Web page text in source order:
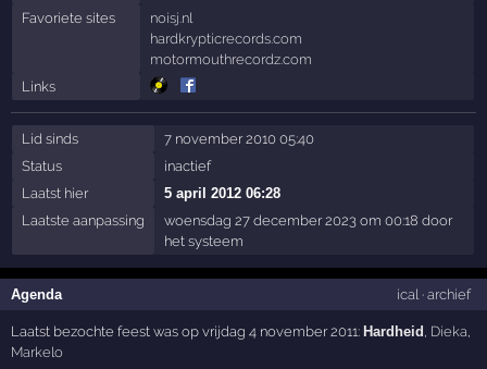
Favoriete sites
noisj.nl
hardkrypticrecords.com
motormouthrecordz.com
Links
Lid sinds
7 november 2010 05:40
Status
inactief
Laatst hier
5 april 2012 06:28
Laatste aanpassing
woensdag 27 december 2023 om 00:18 door
het systeem
Agenda ical · archief
Laatst bezochte feest was op vrijdag 4 november 2011: Hardheid , Dieka,
Markelo